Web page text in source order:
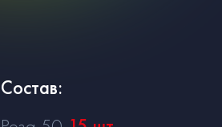
Состав: